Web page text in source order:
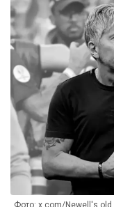
Фото: x.com/Newell's old